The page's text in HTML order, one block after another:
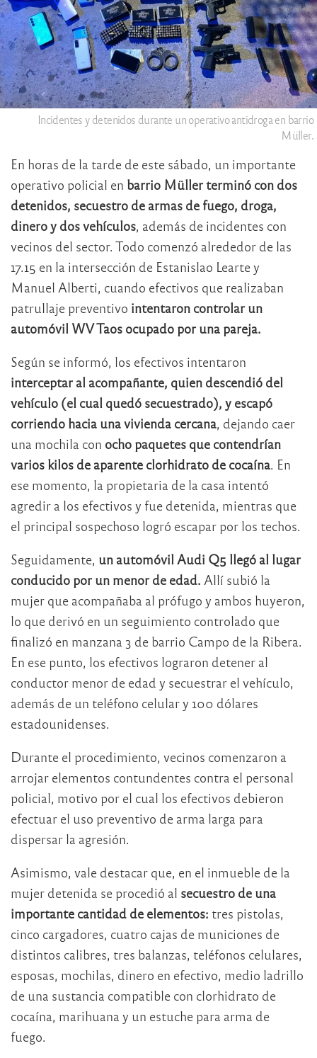
Incidentes y detenidos durante un operativo antidroga en barrio
Müller.
En horas de la tarde de este sábado, un importante
operativo policial en barrio Müller terminó con dos
detenidos, secuestro de armas de fuego, droga,
dinero y dos vehículos, además de incidentes con
vecinos del sector. Todo comenzó alrededor de las
17.15 en la intersección de Estanislao Learte y
Manuel Alberti, cuando efectivos que realizaban
patrullaje preventivo intentaron controlar un
automóvil WV Taos ocupado por una pareja.
Según se informó, los efectivos intentaron
interceptar al acompañante, quien descendió del
vehículo (el cual quedó secuestrado), y escapó
corriendo hacia una vivienda cercana, dejando caer
una mochila con ocho paquetes que contendrían
varios kilos de aparente clorhidrato de cocaína. En
ese momento, la propietaria de la casa intentó
agredir a los efectivos y fue detenida, mientras que
el principal sospechoso logró escapar por los techos.
Seguidamente, un automóvil Audi Q5 llegó al lugar
conducido por un menor de edad. Allí subió la
mujer que acompañaba al prófugo y ambos huyeron,
lo que derivó en un seguimiento controlado que
finalizó en manzana 3 de barrio Campo de la Ribera.
En ese punto, los efectivos lograron detener al
conductor menor de edad y secuestrar el vehículo,
además de un teléfono celular y 100 dólares
estadounidenses.
Durante el procedimiento, vecinos comenzaron a
arrojar elementos contundentes contra el personal
policial, motivo por el cual los efectivos debieron
efectuar el uso preventivo de arma larga para
dispersar la agresión.
Asimismo, vale destacar que, en el inmueble de la
mujer detenida se procedió al secuestro de una
importante cantidad de elementos: tres pistolas,
cinco cargadores, cuatro cajas de municiones de
distintos calibres, tres balanzas, teléfonos celulares,
esposas, mochilas, dinero en efectivo, medio ladrillo
de una sustancia compatible con clorhidrato de
cocaína, marihuana y un estuche para arma de
fuego.